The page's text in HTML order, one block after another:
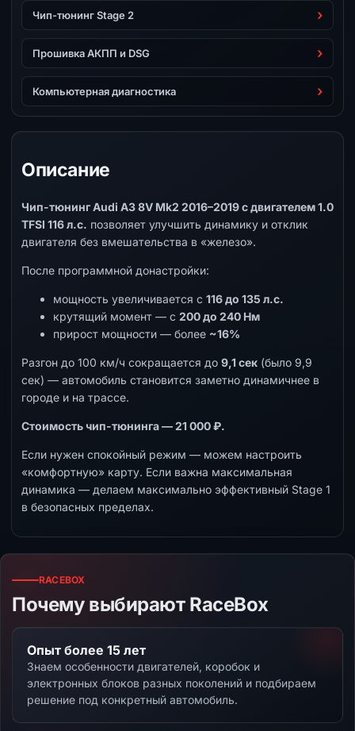
Чип-тюнинг Stage 2
Прошивка АКПП и DSG
Компьютерная диагностика
Описание
Чип-тюнинг Audi A3 8V Mk2 2016–2019 с двигателем 1.0
TFSI 116 л.с. позволяет улучшить динамику и отклик
двигателя без вмешательства в «железо».
После программной донастройки:
мощность увеличивается с 116 до 135 л.с.
крутящий момент — с 200 до 240 Нм
прирост мощности — более ~16%
Разгон до 100 км/ч сокращается до 9,1 сек (было 9,9
сек) — автомобиль становится заметно динамичнее в
городе и на трассе.
Стоимость чип-тюнинга — 21 000 ₽.
Если нужен спокойный режим — можем настроить
«комфортную» карту. Если важна максимальная
динамика — делаем максимально эффективный Stage 1
в безопасных пределах.
RACEBOX
Почему выбирают RaceBox
Опыт более 15 лет
Знаем особенности двигателей, коробок и
электронных блоков разных поколений и подбираем
решение под конкретный автомобиль.